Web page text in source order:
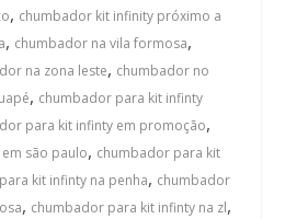
, chumbador kit infinity próximo a
, chumbador na vila formosa,
na zona leste, chumbador no
, chumbador para kit infinty
para kit infinty em promoção,
são paulo, chumbador para kit
kit infinty na penha, chumbador
, chumbador para kit infinty na zl,